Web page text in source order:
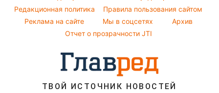
Потап
София Ротару
Новости Житомира
Новости Одессы
Новости Харькова
Праздничное меню
Народные приметы
Все о шоу-бизнесе
Редакционная политика
Правила пользования сайтом
Реклама на сайте
Мы в соцсетях
Архив
Отчет о прозрачности JTI
ТВОЙ ИСТОЧНИК НОВОСТЕЙ